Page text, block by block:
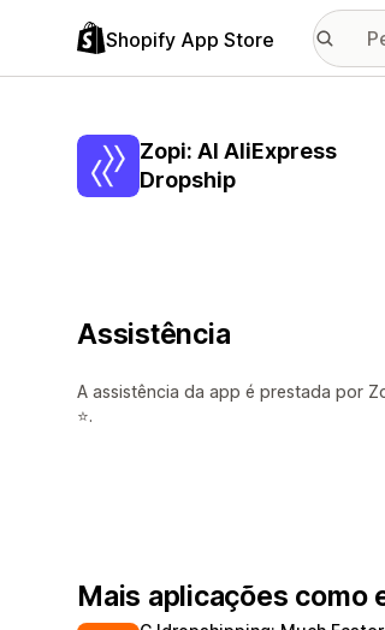
Shopify App Store
Zopi: AI AliExpress
Dropship
Assistência
A assistência da app é prestada por
⭐.
Mais aplicações como